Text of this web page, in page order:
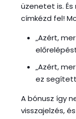
üzenetet is.
címkézd fel!
„Azért,
„Azért,
ez
A bónusz így
visszajelzés,